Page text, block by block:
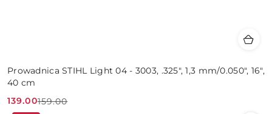
Prowadnica STIHL Light 04 - 3003, .325", 1,3 mm/0.050", 16",
40 cm
Cena
139.00
Cena
159.00